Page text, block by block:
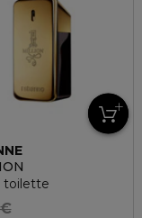
toilette